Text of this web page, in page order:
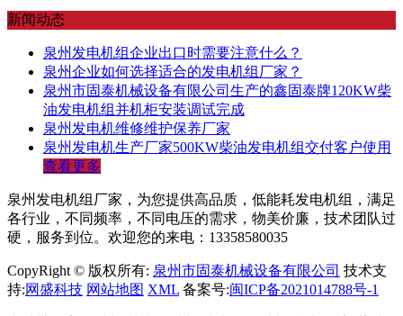
新闻动态
泉州发电机组企业出口时需要注意什么？
泉州企业如何选择适合的发电机组厂家？
泉州市固泰机械设备有限公司生产的鑫固泰牌120KW柴
油发电机组并机柜安装调试完成
泉州发电机维修维护保养厂家
泉州发电机生产厂家500KW柴油发电机组交付客户使用
查看更多
泉州发电机组厂家，为您提供高品质，低能耗发电机组，满足
各行业，不同频率，不同电压的需求，物美价廉，技术团队过
硬，服务到位。欢迎您的来电：13358580035
CopyRight © 版权所有: 泉州市固泰机械设备有限公司 技术支
持:网盛科技 网站地图 XML 备案号:闽ICP备2021014788号-1